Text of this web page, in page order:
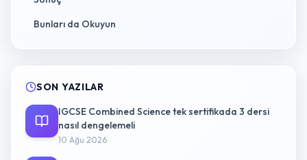
Bunları da Okuyun
SON YAZILAR
IGCSE Combined Science tek sertifikada 3 dersi
nasıl dengelemeli
10 Ağu 2026